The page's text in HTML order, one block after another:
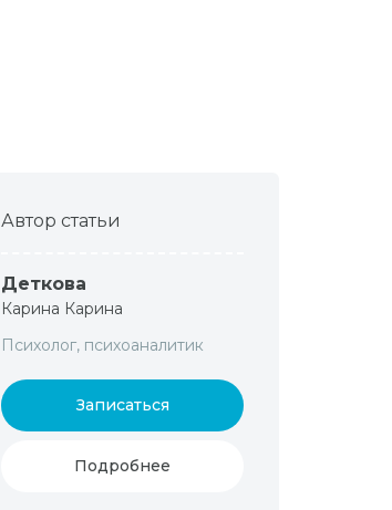
Автор статьи
Деткова
Карина Карина
Психолог, психоаналитик
Записаться
Подробнее